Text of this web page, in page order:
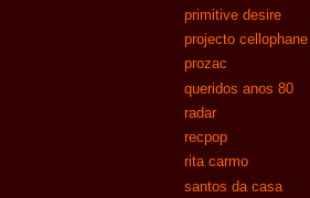
primitive desire
projecto cellophane
prozac
queridos anos 80
radar
recpop
rita carmo
santos da casa